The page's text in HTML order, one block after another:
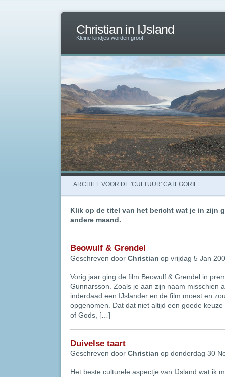
Christian in IJsland
Kleine kindjes worden groot!
ARCHIEF VOOR DE 'CULTUUR' CATEGORIE
Klik op de titel van het bericht wat je in zijn
andere maand.
Beowulf & Grendel
Geschreven door Christian op vrijdag 5 Jan
Vorig jaar ging de film Beowulf & Grendel in
Gunnarsson. Zoals je aan zijn naam misschien
inderdaad een IJslander en de film moest en
opgenomen. Dat dat niet altijd een goede
of Gods, […]
Duivelse taart
Geschreven door Christian op donderdag 30
Het beste culturele aspectje van IJsland wat ik